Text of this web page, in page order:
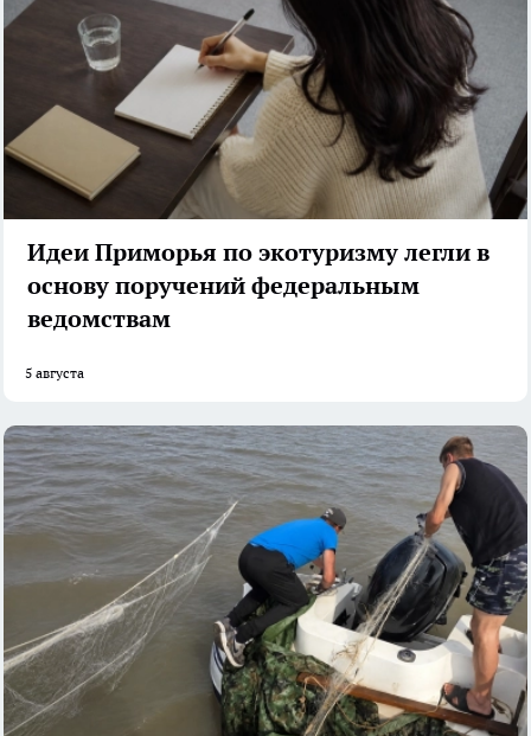
Идеи Приморья по экотуризму легли в
основу поручений федеральным
ведомствам
5 августа